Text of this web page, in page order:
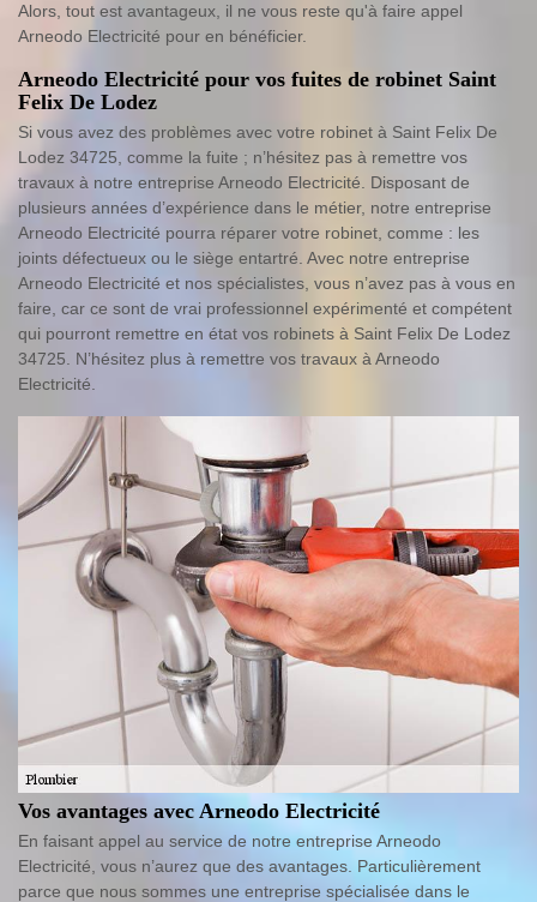
Alors, tout est avantageux, il ne vous reste qu'à faire appel
Arneodo Electricité pour en bénéficier.
Arneodo Electricité pour vos fuites de robinet Saint
Felix De Lodez
Si vous avez des problèmes avec votre robinet à Saint Felix De
Lodez 34725, comme la fuite ; n’hésitez pas à remettre vos
travaux à notre entreprise Arneodo Electricité. Disposant de
plusieurs années d’expérience dans le métier, notre entreprise
Arneodo Electricité pourra réparer votre robinet, comme : les
joints défectueux ou le siège entartré. Avec notre entreprise
Arneodo Electricité et nos spécialistes, vous n’avez pas à vous en
faire, car ce sont de vrai professionnel expérimenté et compétent
qui pourront remettre en état vos robinets à Saint Felix De Lodez
34725. N’hésitez plus à remettre vos travaux à Arneodo
Electricité.
Vos avantages avec Arneodo Electricité
En faisant appel au service de notre entreprise Arneodo
Electricité, vous n’aurez que des avantages. Particulièrement
parce que nous sommes une entreprise spécialisée dans le